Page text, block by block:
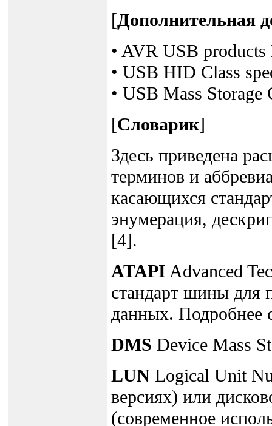
[Дополнительная
• AVR USB products
• USB HID Class
• USB Mass Storage
[Словарик]
Здесь приведена
терминов и
касающихся
энумерация,
[4].
ATAPI Advanced
стандарт шины для
данных.
DMS Device Mass
LUN Logical Unit
версиях) или
(современное